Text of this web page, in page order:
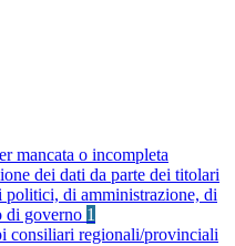
mancata o incompleta
dei dati da parte dei titolari
politici, di amministrazione, di
di governo 1
consiliari regionali/provinciali